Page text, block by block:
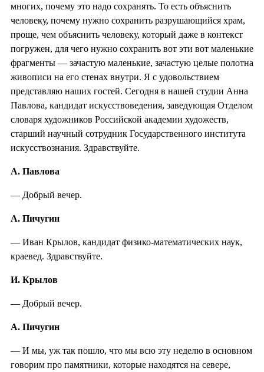
многих, почему это надо сохранять. То есть объяснить
человеку, почему нужно сохранить разрушающийся храм,
проще, чем объяснить человеку, который даже в контекст
погружен, для чего нужно сохранить вот эти вот маленькие
фрагменты — зачастую маленькие, зачастую целые полотна
живописи на его стенах внутри. Я с удовольствием
представляю наших гостей. Сегодня в нашей студии Анна
Павлова, кандидат искусствоведения, заведующая Отделом
словаря художников Российской академии художеств,
старший научный сотрудник Государственного института
искусствознания. Здравствуйте.
А. Павлова
— Добрый вечер.
А. Пичугин
— Иван Крылов, кандидат физико-математических наук,
краевед. Здравствуйте.
И. Крылов
— Добрый вечер.
А. Пичугин
— И мы, уж так пошло, что мы всю эту неделю в основном
говорим про памятники, которые находятся на севере,